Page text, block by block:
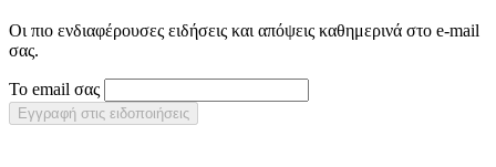
Οι πιο ενδιαφέρουσες ειδήσεις και απόψεις καθημερινά στο e-mail
σας.
Το email σας
Εγγραφή στις ειδοποιήσεις